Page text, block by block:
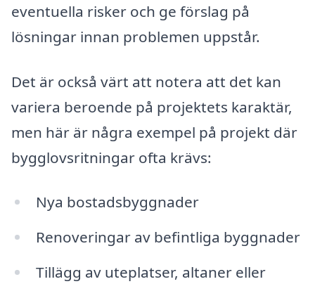
eventuella risker och ge förslag på
lösningar innan problemen uppstår.
Det är också värt att notera att det kan
variera beroende på projektets karaktär,
men här är några exempel på projekt där
bygglovsritningar ofta krävs:
Nya bostadsbyggnader
Renoveringar av befintliga byggnader
Tillägg av uteplatser, altaner eller